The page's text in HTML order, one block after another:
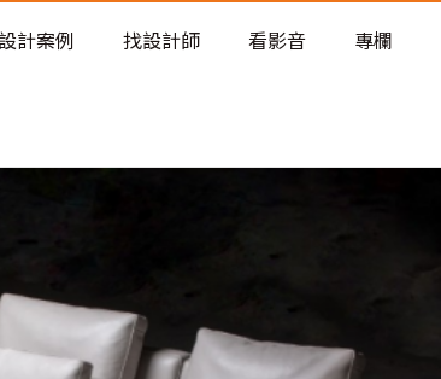
老屋預算分配與高 CP 值煥新術
計案例 找設計師 看影音 專欄